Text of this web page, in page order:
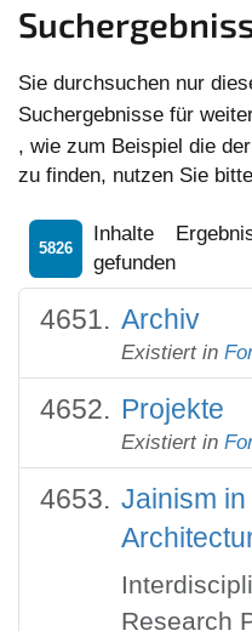
Sie durchsuchen nur
Suchergebnisse für
, wie zum Beispiel die der
zu finden, nutzen Sie
5826
Inhalte
gefunden
Archiv
Existiert in
Projekte
Existiert in
Jainism
Research